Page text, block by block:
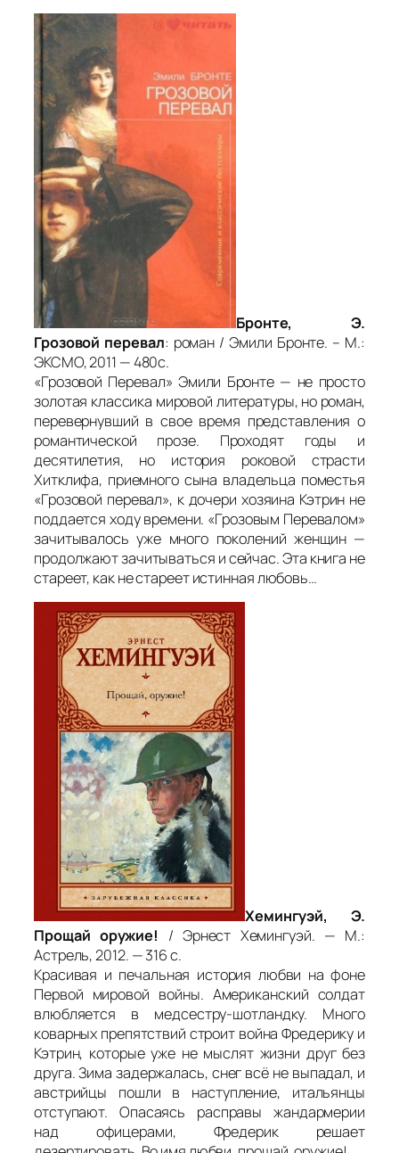
Бронте, Э.
Грозовой перевал: роман / Эмили Бронте. – М.:
ЭКСМО, 2011 — 480с.
«Грозовой Перевал» Эмили Бронте — не просто
золотая классика мировой литературы, но роман,
перевернувший в свое время представления о
романтической прозе. Проходят годы и
десятилетия, но история роковой страсти
Хитклифа, приемного сына владельца поместья
«Грозовой перевал», к дочери хозяина Кэтрин не
поддается ходу времени. «Грозовым Перевалом»
зачитывалось уже много поколений женщин —
продолжают зачитываться и сейчас. Эта книга не
стареет, как не стареет истинная любовь…
Хемингуэй, Э.
Прощай оружие! / Эрнест Хемингуэй. — М.:
Астрель, 2012. — 316 с.
Красивая и печальная история любви на фоне
Первой мировой войны. Американский солдат
влюбляется в медсестру-шотландку. Много
коварных препятствий строит война Фредерику и
Кэтрин, которые уже не мыслят жизни друг без
друга. Зима задержалась, снег всё не выпадал, и
австрийцы пошли в наступление, итальянцы
отступают. Опасаясь расправы жандармерии
над офицерами, Фредерик решает